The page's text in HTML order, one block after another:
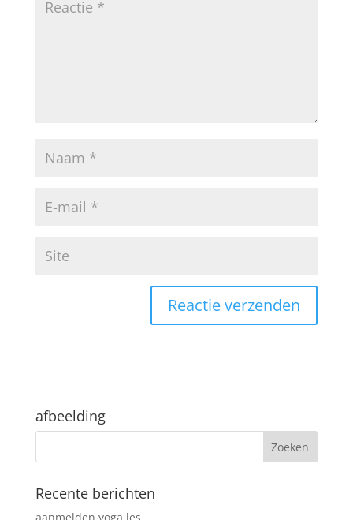
afbeelding
Recente berichten